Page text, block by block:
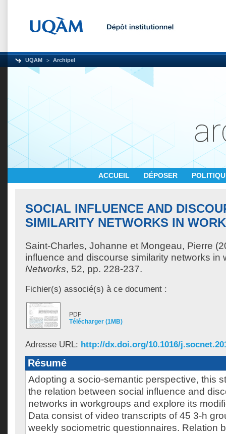
UQAM Archipel
ACCUEIL DÉPOSER
SOCIAL INFLUENCE AND
SIMILARITY NETWORKS IN
Saint-Charles, Johanne et Mongeau, Pierre
influence and discourse similarity networks in
Networks, 52, pp. 228-237.
Fichier(s) associé(s) à ce document :
PDF
Télécharger (1MB)
Adresse URL: http://dx.doi.org/10.1016/
Résumé
Adopting a socio-semantic perspective, this
the relation between social influence and
networks in workgroups and explore its
Data consist of video transcripts of 45 3-h
weekly sociometric questionnaires. Relation